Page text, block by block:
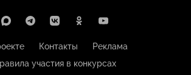
Контакты
Реклама
участия в конкурсах